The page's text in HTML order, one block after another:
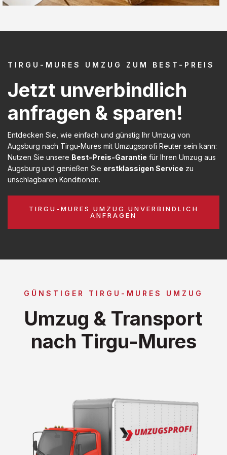
TIRGU-MURES UMZUG ZUM BEST-PREIS
Jetzt unverbindlich
anfragen & sparen!
Entdecken Sie, wie einfach und günstig Ihr Umzug von
Augsburg nach Tirgu-Mures mit Umzugsprofi Reuter sein kann:
Nutzen Sie unsere Best-Preis-Garantie für Ihren Umzug aus
Augsburg und genießen Sie erstklassigen Service zu
unschlagbaren Konditionen.
TIRGU-MURES UMZUG UNVERBINDLICH
ANFRAGEN
GÜNSTIGER TIRGU-MURES UMZUG
Umzug & Transport
nach Tirgu-Mures